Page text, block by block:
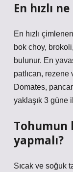
En hızlı
En hızlı
bok choy,
bulunur. En
patlıcan,
Domates,
yaklaşık 3 güne
Tohumun
yapmalı?
Sıcak ve soğuk